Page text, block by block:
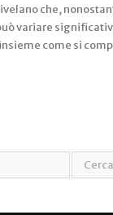
che,
variare
come si